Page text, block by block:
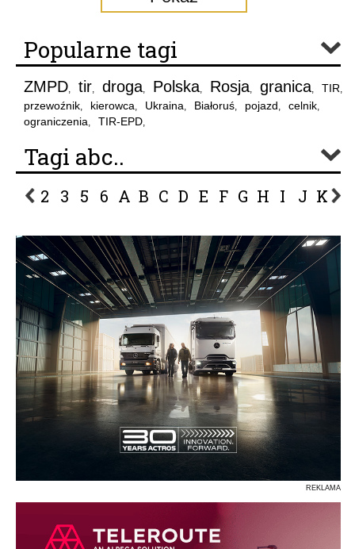
Popularne tagi
ZMPD, tir, droga, Polska, Rosja, granica, TIR,
przewoźnik, kierowca, Ukraina, Białoruś, pojazd, celnik,
ograniczenia, TIR-EPD,
Tagi abc..
2 3 5 6 A B C D E F G H I J K L
REKLAMA